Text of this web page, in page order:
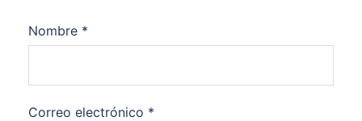
Nombre *
Correo electrónico *